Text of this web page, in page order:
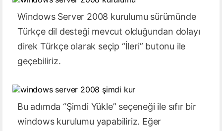
Windows Server 2008 kurulumu sürümünde
Türkçe dil desteği mevcut olduğundan dolayı
direk Türkçe olarak seçip “İleri” butonu ile
geçebiliriz.
Bu adımda “Şimdi Yükle” seçeneği ile sıfır bir
windows kurulumu yapabiliriz. Eğer